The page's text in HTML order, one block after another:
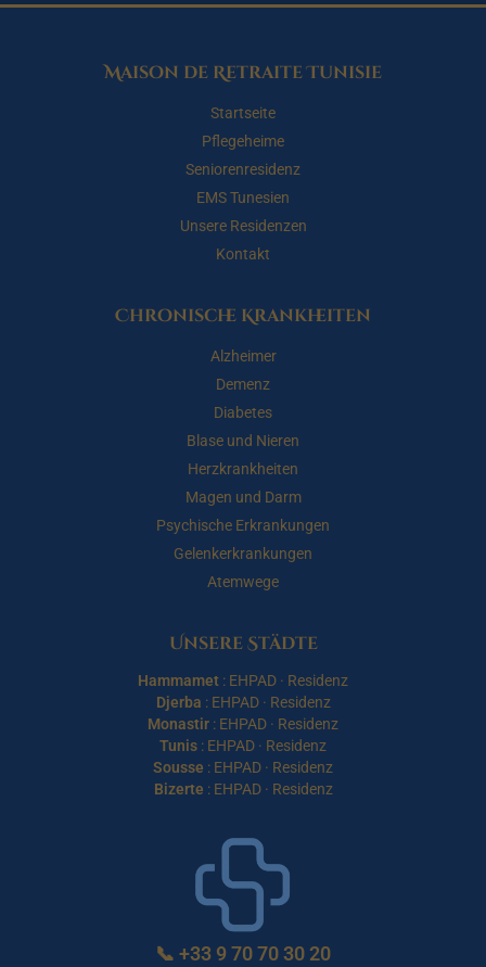
Maison de Retraite Tunisie
Startseite
Pflegeheime
Seniorenresidenz
EMS Tunesien
Unsere Residenzen
Kontakt
Chronische Krankheiten
Alzheimer
Demenz
Diabetes
Blase und Nieren
Herzkrankheiten
Magen und Darm
Psychische Erkrankungen
Gelenkerkrankungen
Atemwege
Unsere Städte
Hammamet : EHPAD · Residenz
Djerba : EHPAD· Residenz
Monastir : EHPAD · Residenz
Tunis : EHPAD · Residenz
Sousse : EHPAD · Residenz
Bizerte : EHPAD· Residenz
📞 +33 9 70 70 30 20